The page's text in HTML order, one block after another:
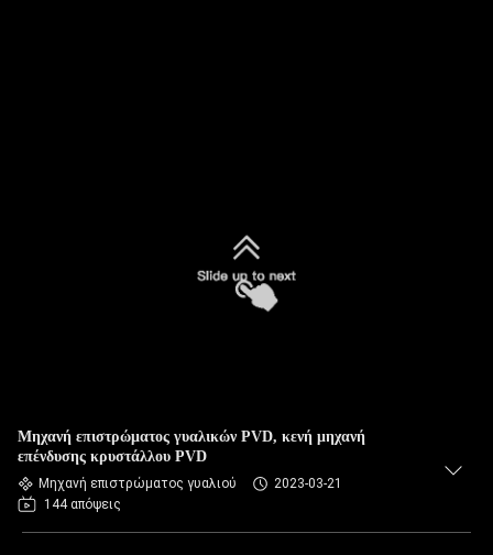
Μηχανή επιστρώματος γυαλικών PVD, κενή μηχανή
επένδυσης κρυστάλλου PVD
Μηχανή επιστρώματος γυαλιού
2023-03-21
144 απόψεις